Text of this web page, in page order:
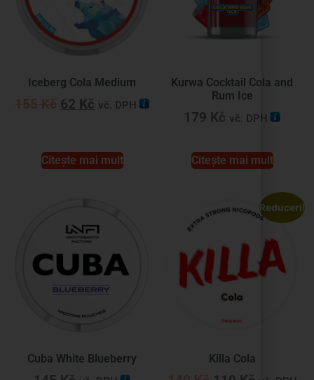
Iceberg Cola Medium
62 Kč vč. DPH
Citește mai mult
Kurwa Cocktail Cola and
Rum Ice
179 Kč vč. DPH
Citește mai mult
Cuba White Blueberry
Reduceri!
Killa Cola